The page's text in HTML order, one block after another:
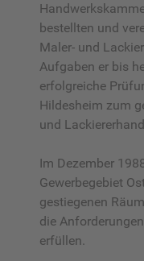
bestellten und
Maler- und
Aufgaben er bis
erfolgreiche
Hildesheim zum
und
Im Dezember
Gewerbegebiet
gestiegenen
die
erfüllen.